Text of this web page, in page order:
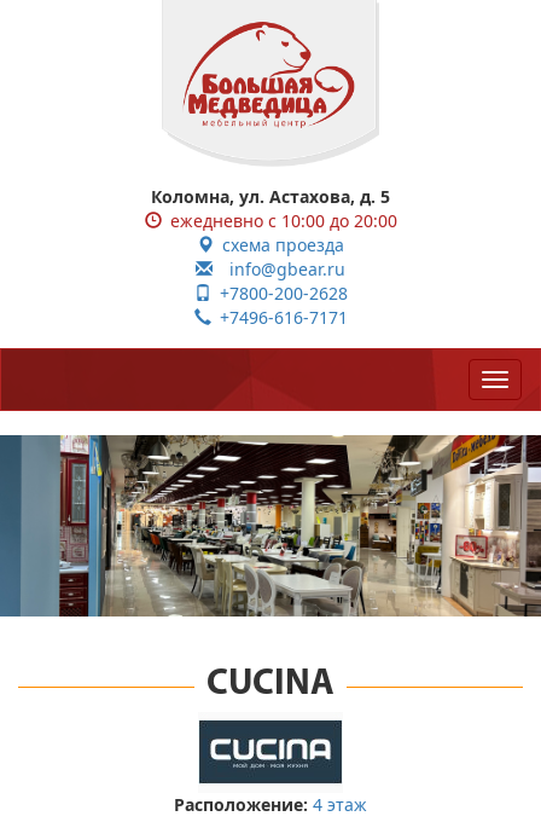
Коломна, ул. Астахова, д. 5
ежедневно с 10:00 до 20:00
схема проезда
info@gbear.ru
+7800-200-2628
+7496-616-7171
CUCINA
Расположение: 4 этаж